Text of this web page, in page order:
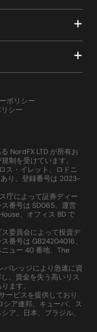
ポリシー
シー
NordFX LTD が所有お
制を受けています。
ス・イレット、ロドニ
り、登録番号は 2023-
庁によって証券ディー
番号は SD065、運営
、オフィス 8D で
委員会によって投資デ
番号は GB24204016、
ュー 40 番地、The
バレッジにより急速に資
、資金を失う高いリス
ます。
ービスを提供しており
シア連邦、キューバ、ス
ア、日本、ブラジル、